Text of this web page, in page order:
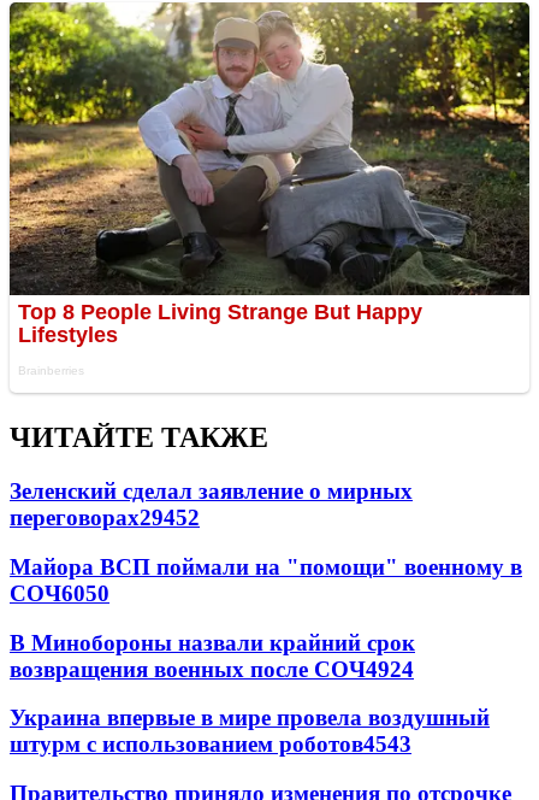
ЧИТАЙТЕ ТАКЖЕ
Зеленский сделал заявление о мирных
переговорах29452
Майора ВСП поймали на "помощи" военному в
СОЧ6050
В Минобороны назвали крайний срок
возвращения военных после СОЧ4924
Украина впервые в мире провела воздушный
штурм с использованием роботов4543
Правительство приняло изменения по отсрочке